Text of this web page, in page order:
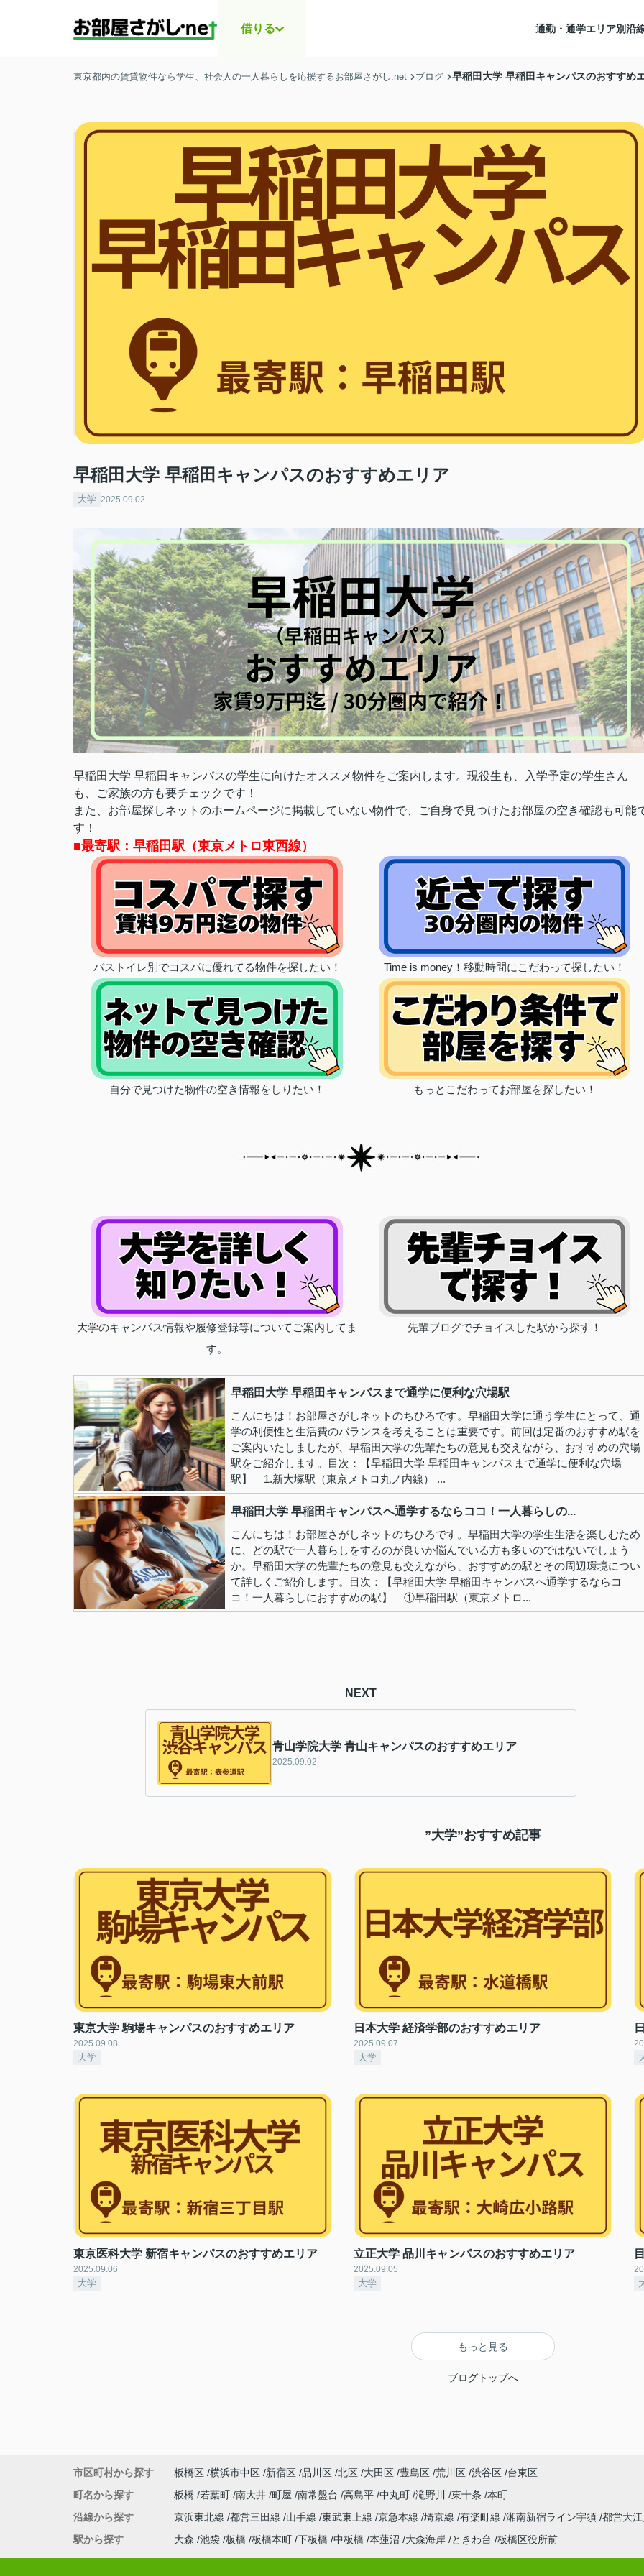
借りる 通勤・通学エリア別沿
東京都内の賃貸物件なら学生、社会人の一人暮らしを応援するお部屋さがし.net ブログ 早稲田大学 早稲田キャンパスのおすすめ
早稲田大学 早稲田キャンパスのおすすめエリア
大学 2025.09.02
早稲田大学 早稲田キャンパスの学生に向けたオススメ物件をご案内します。 現役生も、入学予定の学生さん
も、ご家族の方も要チェックです！
また、お部屋探しネットのホームページに掲載していない物件で、ご自身で見つけたお部屋の空き確認も可能
す！
■最寄駅：早稲田駅（東京メトロ東西線）
バストイレ別でコスパに優れてる物件を探したい！ Time is money！移動時間にこだわって探したい！
自分で見つけた物件の空き情報をしりたい！ もっとこだわってお部屋を探したい！
大学のキャンパス情報や履修登録等についてご案内してま
す。
先輩ブログでチョイスした駅から探す！
早稲田大学 早稲田キャンパスまで通学に便利な穴場駅
こんにちは！お部屋さがしネットのちひろです。早稲田大学に通う学生にとって、通
学の利便性と生活費のバランスを考えることは重要です。前回は定番のおすすめ駅を
ご案内いたしましたが、早稲田大学の先輩たちの意見も交えながら、おすすめの穴場
駅をご紹介します。目次：【早稲田大学 早稲田キャンパスまで通学に便利な穴場
駅】 1.新大塚駅（東京メトロ丸ノ内線） ...
早稲田大学 早稲田キャンパスへ通学するならココ！一人暮らしの...
こんにちは！お部屋さがしネットのちひろです。早稲田大学の学生生活を楽しむため
に、どの駅で一人暮らしをするのが良いか悩んでいる方も多いのではないでしょう
か。早稲田大学の先輩たちの意見も交えながら、おすすめの駅とその周辺環境につい
て詳しくご紹介します。目次：【早稲田大学 早稲田キャンパスへ通学するならコ
コ！一人暮らしにおすすめの駅】 ①早稲田駅（東京メトロ...
NEXT
青山学院大学 青山キャンパスのおすすめエリア
2025.09.02
”大学”おすすめ記事
東京大学 駒場キャンパスのおすすめエリア
2025.09.08
大学
日本大学 経済学部のおすすめエリア
2025.09.07
大学
東京医科大学 新宿キャンパスのおすすめエリア
2025.09.06
大学
立正大学 品川キャンパスのおすすめエリア
2025.09.05
大学
もっと見る
ブログトップへ
市区町村から探す 板橋区 横浜市中区 新宿区 品川区 北区 大田区 豊島区 荒川区 渋谷区 台東区
町名から探す
板橋 若葉町 南大井 町屋 南常盤台 高島平 中丸町 滝野川 東十条 本町
沿線から探す
京浜東北線 都営三田線 山手線 東武東上線 京急本線 埼京線 有楽町線 湘南新宿ライン宇須 都営大
駅から探す
大森 池袋 板橋 板橋本町 下板橋 中板橋 本蓮沼 大森海岸 ときわ台 板橋区役所前